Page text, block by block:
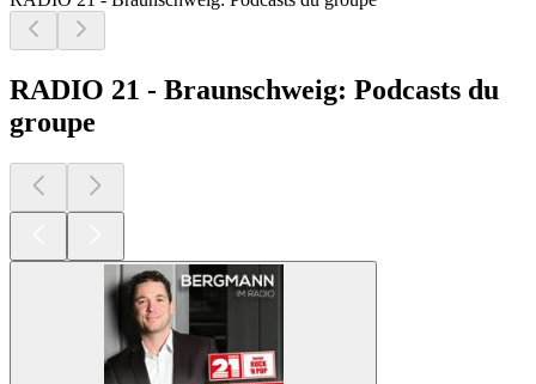
RADIO 21 - Braunschweig: Podcasts du
groupe